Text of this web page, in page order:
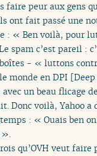
faire peur aux gens
ont fait passé une
: « Ben voilà, pour
spam c’est pareil :
- « luttons
monde en DPI [Deep
un beau flicage
Donc voilà, Yahoo a
: « Ouais ben
».
qu’OVH veut faire